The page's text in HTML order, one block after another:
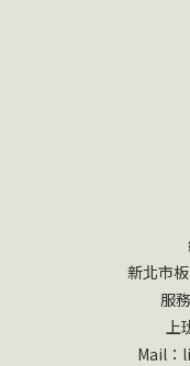
新北市
服
上
Mail